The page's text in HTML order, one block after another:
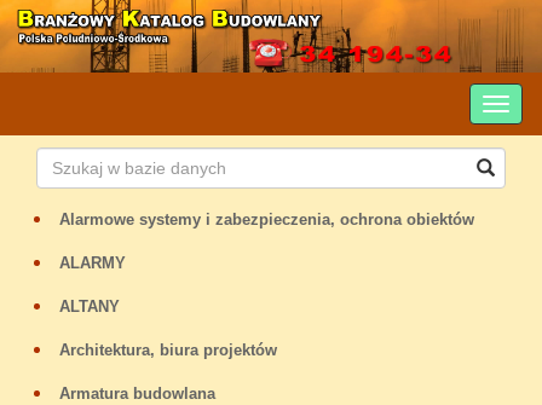
Alarmowe systemy i zabezpieczenia, ochrona obiektów
ALARMY
ALTANY
Architektura, biura projektów
Armatura budowlana